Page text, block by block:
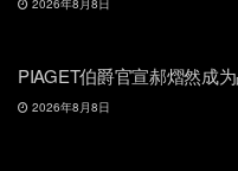
2026年8月8日
PIAGET伯爵官宣郝熠然成
2026年8月8日